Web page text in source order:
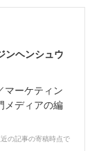
ンヘンシュウ
マーケティン
メディアの編
の記事の寄稿時点で